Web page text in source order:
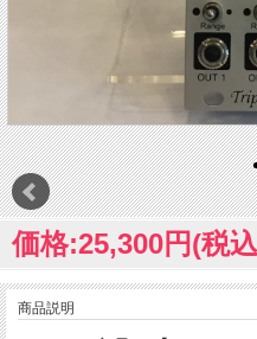
価格:25,300円(税
商品説明